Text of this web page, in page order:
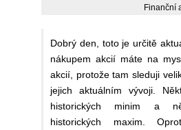
Finanční
Dobrý den, toto je určitě
nákupem akcií máte na
akcií, protože tam sleduji
jejich aktuálním vývoji.
historických minim a
historických maxim.